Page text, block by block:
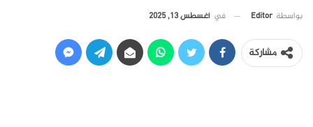
بواسطة Editor في أغسطس 13, 2025
مشاركة